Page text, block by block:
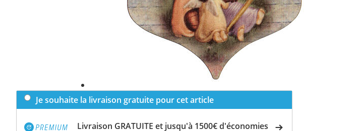
Je souhaite la livraison gratuite pour cet article
Livraison GRATUITE et jusqu'à 1500€ d'économies